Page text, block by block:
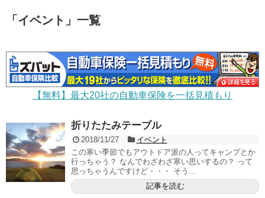
「 イベント 」 一覧
【無料】最大20社の自動車保険を一括見積もり
折りたたみテーブル
2018/11/27
イベント
この寒い季節でもアウトドア派の人ってキャンプとか
行っちゃう？ なんでわざわざ寒い思いするの？ って
思っちゃうんですけど・・・ そう...
記事を読む